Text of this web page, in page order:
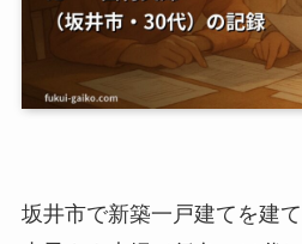
坂井市で新築一戸建てを建